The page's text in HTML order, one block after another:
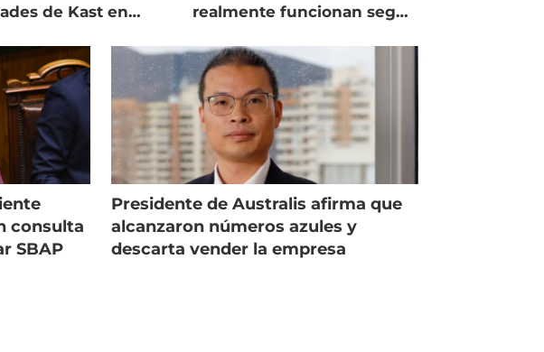
de Kast en
realmente funcionan según
consulta
SBAP
Presidente de Australis afirma que
alcanzaron números azules y
descarta vender la empresa